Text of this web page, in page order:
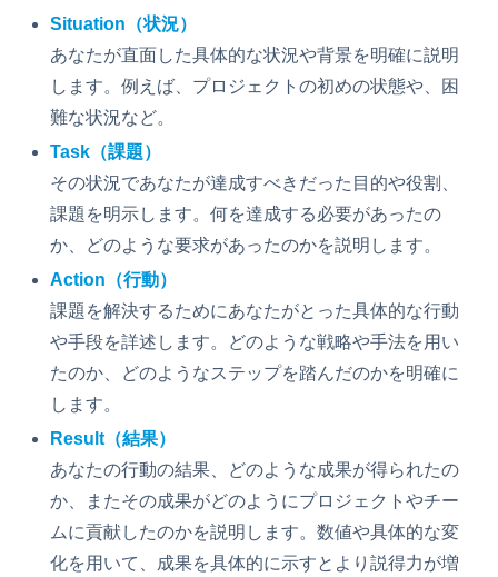
Situation（状況）
あなたが直面した具体的な状況や背景を明確に説明
します。例えば、プロジェクトの初めの状態や、困
難な状況など。
Task（課題）
その状況であなたが達成すべきだった目的や役割、
課題を明示します。何を達成する必要があったの
か、どのような要求があったのかを説明します。
Action（行動）
課題を解決するためにあなたがとった具体的な行動
や手段を詳述します。どのような戦略や手法を用い
たのか、どのようなステップを踏んだのかを明確に
します。
Result（結果）
あなたの行動の結果、どのような成果が得られたの
か、またその成果がどのようにプロジェクトやチー
ムに貢献したのかを説明します。数値や具体的な変
化を用いて、成果を具体的に示すとより説得力が増